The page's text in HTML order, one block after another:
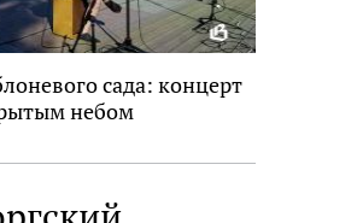
сада: концерт
небом